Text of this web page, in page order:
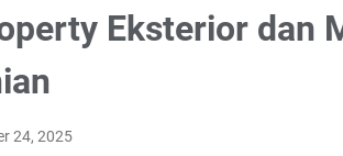
Eksterior dan
24, 2025